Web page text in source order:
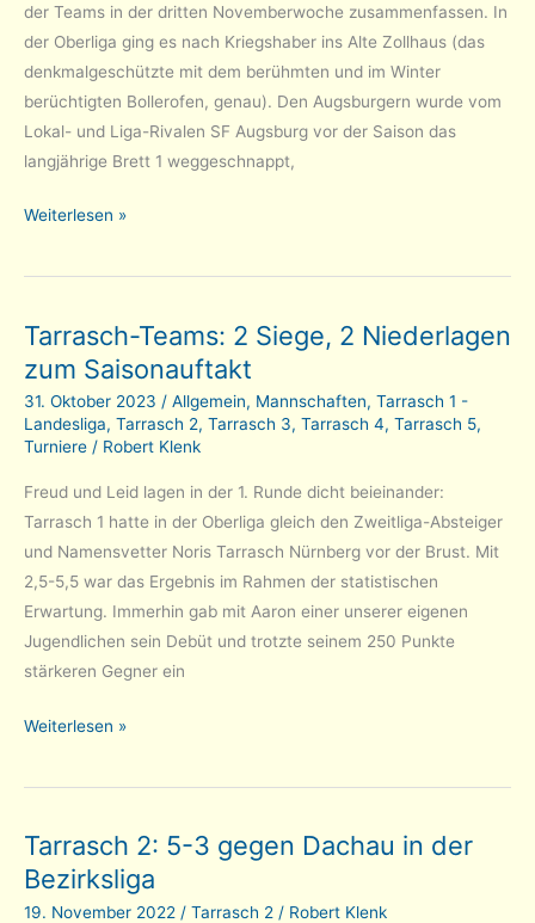
der Teams in der dritten Novemberwoche zusammenfassen. In
der Oberliga ging es nach Kriegshaber ins Alte Zollhaus (das
denkmalgeschützte mit dem berühmten und im Winter
berüchtigten Bollerofen, genau). Den Augsburgern wurde vom
Lokal- und Liga-Rivalen SF Augsburg vor der Saison das
langjährige Brett 1 weggeschnappt,
Mannschaftsmeisterschaften,
2:
allem
etwas
Weiterlesen »
Tarrasch-Teams: 2 Siege, 2 Niederlagen
zum Saisonauftakt
31. Oktober 2023 / Allgemein, Mannschaften, Tarrasch 1 -
Landesliga, Tarrasch 2, Tarrasch 3, Tarrasch 4, Tarrasch 5,
Turniere / Robert Klenk
Freud und Leid lagen in der 1. Runde dicht beieinander:
Tarrasch 1 hatte in der Oberliga gleich den Zweitliga-Absteiger
und Namensvetter Noris Tarrasch Nürnberg vor der Brust. Mit
2,5-5,5 war das Ergebnis im Rahmen der statistischen
Erwartung. Immerhin gab mit Aaron einer unserer eigenen
Jugendlichen sein Debüt und trotzte seinem 250 Punkte
stärkeren Gegner ein
Tarrasch-
2
2
Niederlagen
zum
Weiterlesen »
Tarrasch 2: 5-3 gegen Dachau in der
Bezirksliga
19. November 2022 / Tarrasch 2 / Robert Klenk